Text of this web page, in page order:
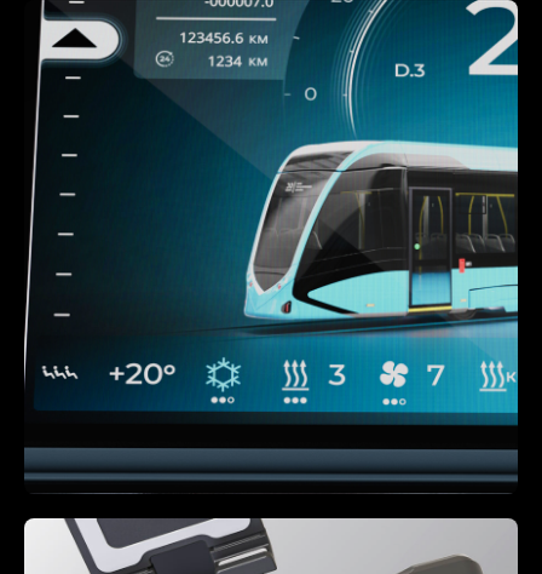
Узнать больше
Создаем стилевую концепцию,
которая могла отвечать
современным трендам, если
необходимо - сохраняла
преемственность с
прототипом.
Графические элементы
приводим в соответствие с
требованиями
межгосударственных
стандартов безопасности ISO и
ГОСТ в зависимости от типа ТС
и оборудования.
3. Графический
дизайн. UI